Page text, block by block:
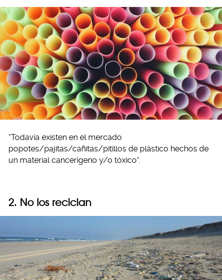
“Todavía existen en el mercado
popotes/pajitas/cañitas/pitillos de plástico hechos de
un material cancerígeno y/o tóxico”.
2. No los reciclan